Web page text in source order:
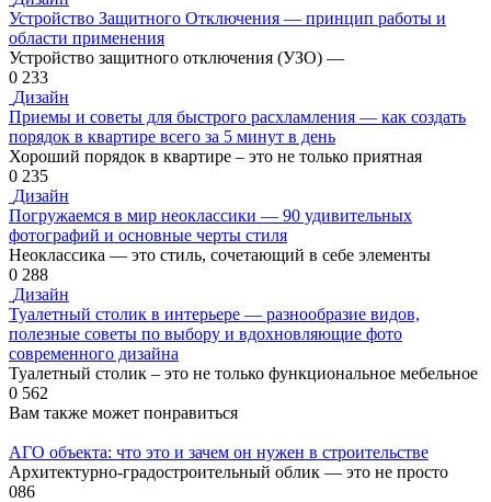
Устройство Защитного Отключения — принцип работы и
области применения
Устройство защитного отключения (УЗО) —
0 233
Дизайн
Приемы и советы для быстрого расхламления — как создать
порядок в квартире всего за 5 минут в день
Хороший порядок в квартире – это не только приятная
0 235
Дизайн
Погружаемся в мир неоклассики — 90 удивительных
фотографий и основные черты стиля
Неоклассика — это стиль, сочетающий в себе элементы
0 288
Дизайн
Туалетный столик в интерьере — разнообразие видов,
полезные советы по выбору и вдохновляющие фото
современного дизайна
Туалетный столик – это не только функциональное мебельное
0 562
Вам также может понравиться
АГО объекта: что это и зачем он нужен в строительстве
Архитектурно-градостроительный облик — это не просто
086